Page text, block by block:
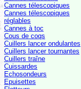
Cannes télescopiques
Cannes télescopiques
réglables
Cannes à toc
Cous de coqs
Cuillers lancer ondulantes
Cuillers lancer tournantes
Cuillers traîne
Cuissardes
Echosondeurs
Epuisettes